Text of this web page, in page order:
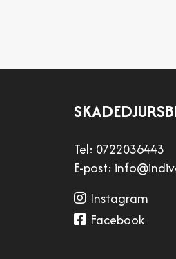
Tel: 0722036443
E-post:
Instagram
Facebook